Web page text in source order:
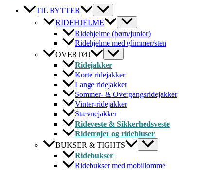
TIL RYTTER
RIDEHJELME
Ridehjelme (børn/junior)
Ridehjelme med glimmer/sten
OVERTØJ
Ridejakker
Korte ridejakker
Lange ridejakker
Sommer- & Overgangsridejakker
Vinter-ridejakker
Stævnejakker
Rideveste & Sikkerhedsveste
Ridetrøjer og ridebluser
BUKSER & TIGHTS
Ridebukser
Ridebukser med mobillomme